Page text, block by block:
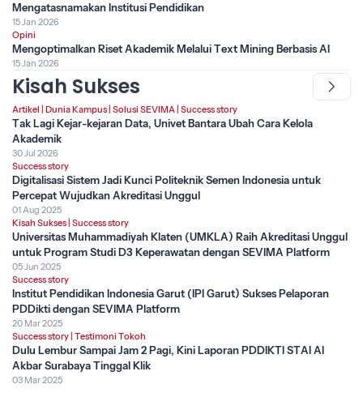
Mengatasnamakan Institusi Pendidikan
15 Jan 2026
Opini
Mengoptimalkan Riset Akademik Melalui Text Mining Berbasis AI
15 Jan 2026
Kisah Sukses
Artikel Dunia Kampus Solusi SEVIMA Success story
Tak Lagi Kejar-kejaran Data, Univet Bantara Ubah Cara Kelola
Akademik
30 Jul 2026
Success story
Digitalisasi Sistem Jadi Kunci Politeknik Semen Indonesia untuk
Percepat Wujudkan Akreditasi Unggul
01 Aug 2025
Kisah Sukses Success story
Universitas Muhammadiyah Klaten (UMKLA) Raih Akreditasi Unggul
untuk Program Studi D3 Keperawatan dengan SEVIMA Platform
05 Jun 2025
Success story
Institut Pendidikan Indonesia Garut (IPI Garut) Sukses Pelaporan
PDDikti dengan SEVIMA Platform
20 Mar 2025
Success story Testimoni Tokoh
Dulu Lembur Sampai Jam 2 Pagi, Kini Laporan PDDIKTI STAI Al
Akbar Surabaya Tinggal Klik
03 Mar 2025